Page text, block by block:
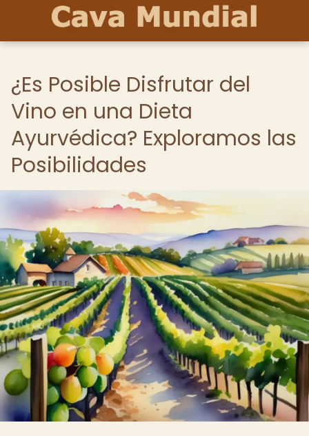
¿Es Posible Disfrutar del
Vino en una Dieta
Ayurvédica? Exploramos las
Posibilidades